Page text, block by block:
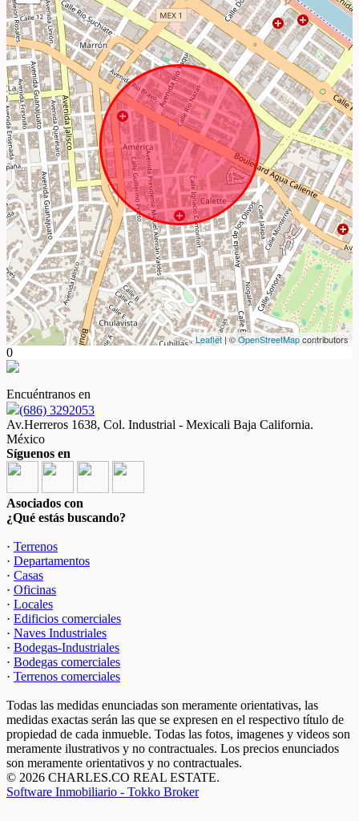
Leaflet | ©OpenStreetMapcontributors
0
Encuéntranos en
(686) 3292053
Av.Herreros 1638, Col. Industrial - Mexicali Baja California.
México
Síguenos en
Asociados con
¿Qué estás buscando?
· Terrenos
· Departamentos
· Casas
· Oficinas
· Locales
· Edificios comerciales
· Naves Industriales
· Bodegas-Industriales
· Bodegas comerciales
· Terrenos comerciales
Todas las medidas enunciadas son meramente orientativas, las
medidas exactas serán las que se expresen en el respectivo título de
propiedad de cada inmueble. Todas las fotos, imagenes y videos son
meramente ilustrativos y no contractuales. Los precios enunciados
son meramente orientativos y no contractuales.
© 2026 CHARLES.CO REAL ESTATE.
Software Inmobiliario - Tokko Broker